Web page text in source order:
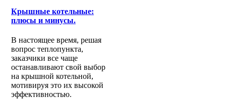
Крышные котельные:
плюсы и минусы.
В настоящее время, решая
вопрос теплопункта,
заказчики все чаще
останавливают свой выбор
на крышной котельной,
мотивируя это их высокой
эффективностью.